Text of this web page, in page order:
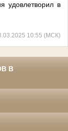
удовлетворил в
10:55 (МСК)
В